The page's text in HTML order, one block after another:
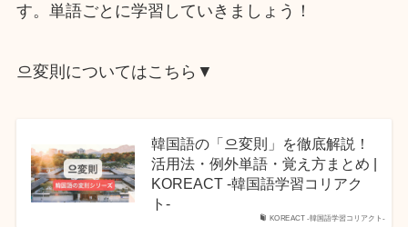
す。単語ごとに学習していきましょう！
으変則についてはこちら▼
KOREACT -韓国語学習コリアクト-
韓国語の「으変則」を徹底解説！
活用法・例外単語・覚え方まとめ |
KOREACT -韓国語学習コリアク
ト-